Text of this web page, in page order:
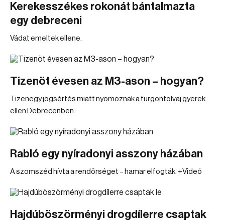
Kerekesszékes rokonát bántalmazta
egy debreceni
Vádat emeltek ellene.
Tizenöt évesen az M3-ason – hogyan?
Tizenegy jogsértés miatt nyomoznak a furgontolvaj gyerek
ellen Debrecenben.
Rabló egy nyíradonyi asszony házában
A szomszéd hívta a rendőrséget – hamar elfogták. +Videó
Hajdúböszörményi drogdílerre csaptak